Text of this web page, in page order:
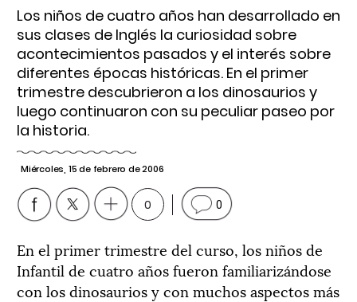
Los niños de cuatro años han desarrollado en
sus clases de Inglés la curiosidad sobre
acontecimientos pasados y el interés sobre
diferentes épocas históricas. En el primer
trimestre descubrieron a los dinosaurios y
luego continuaron con su peculiar paseo por
la historia.
Miércoles, 15 de febrero de 2006
0 0
En el primer trimestre del curso, los niños de
Infantil de cuatro años fueron familiarizándose
con los dinosaurios y con muchos aspectos más